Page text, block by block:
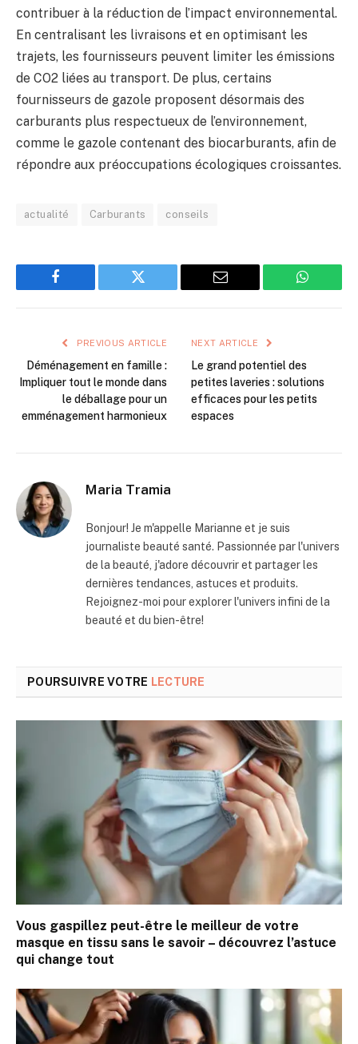
contribuer à la réduction de l’impact environnemental.
En centralisant les livraisons et en optimisant les
trajets, les fournisseurs peuvent limiter les émissions
de CO2 liées au transport. De plus, certains
fournisseurs de gazole proposent désormais des
carburants plus respectueux de l’environnement,
comme le gazole contenant des biocarburants, afin de
répondre aux préoccupations écologiques croissantes.
actualité Carburants conseils
Facebook Twitter Email
PREVIOUS ARTICLE
Déménagement en famille :
Impliquer tout le monde dans
le déballage pour un
emménagement harmonieux
NEXT ARTICLE
Le grand potentiel des
petites laveries : solutions
efficaces pour les petits
espaces
Maria Tramia
Bonjour! Je m'appelle Marianne et je suis
journaliste beauté santé. Passionnée par l'univers
de la beauté, j'adore découvrir et partager les
dernières tendances, astuces et produits.
Rejoignez-moi pour explorer l'univers infini de la
beauté et du bien-être!
POURSUIVRE VOTRE LECTURE
Vous gaspillez peut-être le meilleur de votre
masque en tissu sans le savoir – découvrez l’astuce
qui change tout